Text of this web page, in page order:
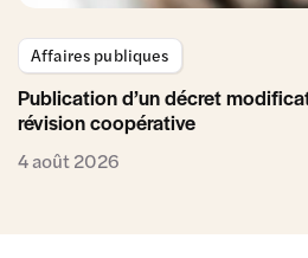
Affaires publiques
Publication d’un décret
révision coopérative
4 août 2026